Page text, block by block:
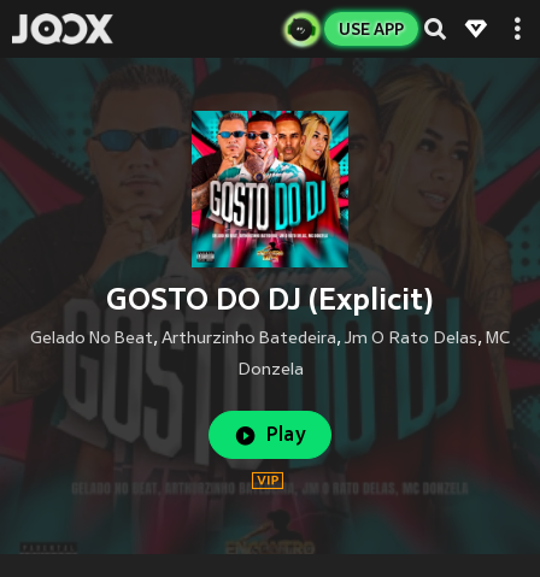
USE APP
GOSTO DO DJ (Explicit)
Gelado No Beat, Arthurzinho Batedeira, Jm O Rato Delas, MC
Donzela
Play